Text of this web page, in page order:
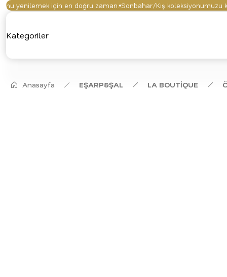
yenilemek için en doğru zaman. Sonbahar/Kış koleksiyonumuzu
Kategoriler
Anasayfa EŞARP&ŞAL LA BOUTİQUE